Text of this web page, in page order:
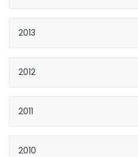
2013
2012
2011
2010